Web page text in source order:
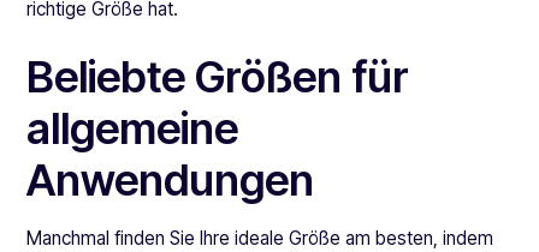
richtige Größe hat.
Beliebte Größen für
allgemeine
Anwendungen
Manchmal finden Sie Ihre ideale Größe am besten, indem